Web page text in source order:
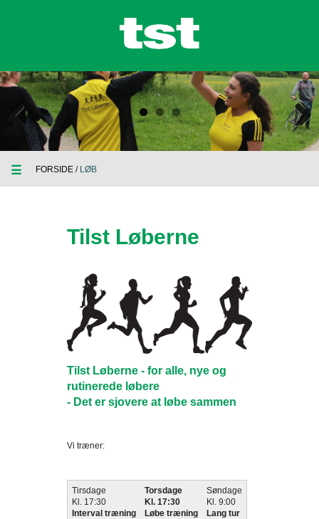
Previous Next
☰ FORSIDE / LØB
Tilst Løberne
Tilst Løberne - for alle, nye og
rutinerede løbere
- Det er sjovere at løbe sammen
Vi træner:
Tirsdage
Kl. 17:30
Interval træning
Torsdage
Kl. 17:30
Løbe træning
Søndage
Kl. 9:00
Lang tur